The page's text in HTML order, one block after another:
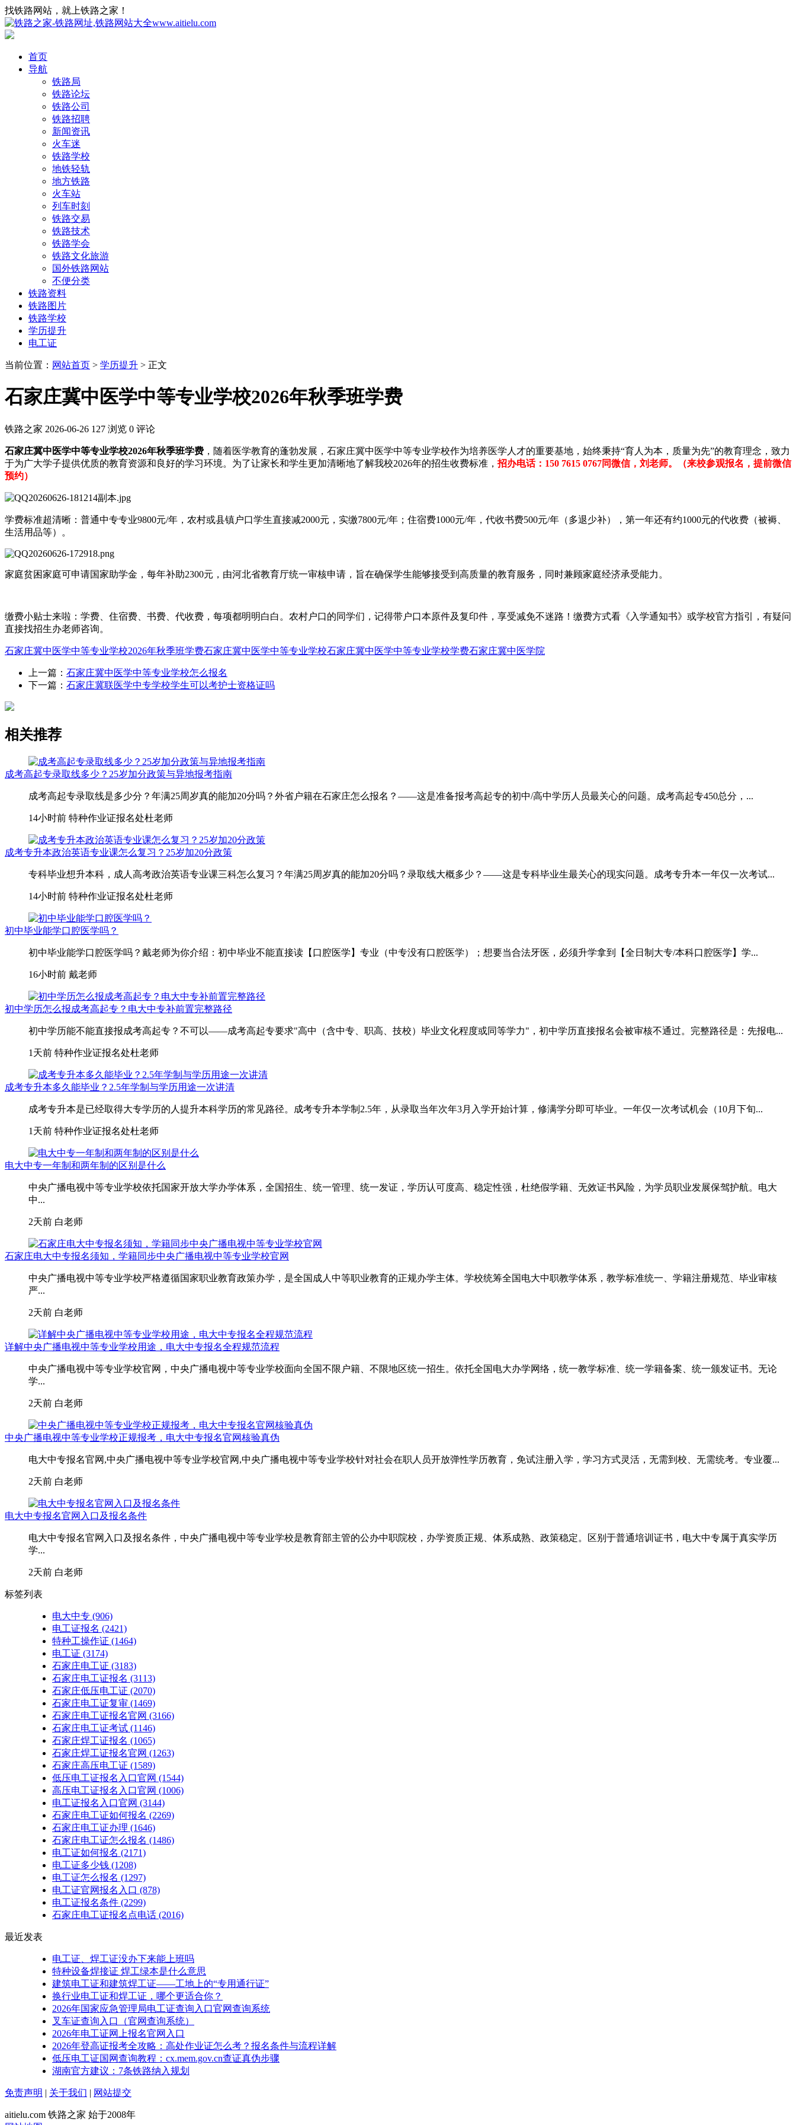
找铁路网站，就上铁路之家！
首页
导航
铁路局
铁路论坛
铁路公司
铁路招聘
新闻资讯
火车迷
铁路学校
地铁轻轨
地方铁路
火车站
列车时刻
铁路交易
铁路技术
铁路学会
铁路文化旅游
国外铁路网站
不便分类
铁路资料
铁路图片
铁路学校
学历提升
电工证
当前位置： 网站首页 > 学历提升 > 正文
石家庄冀中医学中等专业学校2026年秋季班学费
铁路之家 2026-06-26 127 浏览 0 评论
石家庄冀中医学中等专业学校2026年秋季班学费 ，随着医学教育的蓬勃发展，石家庄冀中医学中等专业学校作为培养医学人才的重要基地，始终秉持“育人为本，质量为先”的教育理念，致力
于为广大学子提供优质的教育资源和良好的学习环境。为了让家长和学生更加清晰地了解我校2026年的招生收费标准， 招办电话：150 7615 0767同微信，刘老师。（来校参观报名，提前微信
预约）
学费标准超清晰：普通中专专业9800元/年，农村或县镇户口学生直接减2000元，实缴7800元/年；住宿费1000元/年，代收书费500元/年（多退少补），第一年还有约1000元的代收费（被褥、
生活用品等）。
家庭贫困家庭可申请国家助学金，每年补助2300元，由河北省教育厅统一审核申请，旨在确保学生能够接受到高质量的教育服务，同时兼顾家庭经济承受能力。
缴费小贴士来啦：学费、住宿费、书费、代收费，每项都明明白白。农村户口的同学们，记得带户口本原件及复印件，享受减免不迷路！缴费方式看《入学通知书》或学校官方指引，有疑问
直接找招生办老师咨询。
石家庄冀中医学中等专业学校2026年秋季班学费石家庄冀中医学中等专业学校石家庄冀中医学中等专业学校学费石家庄冀中医学院
上一篇： 石家庄冀中医学中等专业学校怎么报名
下一篇： 石家庄冀联医学中专学校学生可以考护士资格证吗
相关推荐
成考高起专录取线多少？25岁加分政策与异地报考指南
成考高起专录取线是多少分？年满25周岁真的能加20分吗？外省户籍在石家庄怎么报名？——这是准备报考高起专的初中/高中学历人员最关心的问题。成考高起专450总分，...
14小时前 特种作业证报名处杜老师
成考专升本政治英语专业课怎么复习？25岁加20分政策
专科毕业想升本科，成人高考政治英语专业课三科怎么复习？年满25周岁真的能加20分吗？录取线大概多少？——这是专科毕业生最关心的现实问题。成考专升本一年仅一次考试...
14小时前 特种作业证报名处杜老师
初中毕业能学口腔医学吗？
初中毕业能学口腔医学吗？戴老师为你介绍：初中毕业不能直接读【口腔医学】专业（中专没有口腔医学）；想要当合法牙医，必须升学拿到【全日制大专/本科口腔医学】学...
16小时前 戴老师
初中学历怎么报成考高起专？电大中专补前置完整路径
初中学历能不能直接报成考高起专？不可以——成考高起专要求"高中（含中专、职高、技校）毕业文化程度或同等学力"，初中学历直接报名会被审核不通过。完整路径是：先报电...
1天前 特种作业证报名处杜老师
成考专升本多久能毕业？2.5年学制与学历用途一次讲清
成考专升本是已经取得大专学历的人提升本科学历的常见路径。成考专升本学制2.5年，从录取当年次年3月入学开始计算，修满学分即可毕业。一年仅一次考试机会（10月下旬...
1天前 特种作业证报名处杜老师
电大中专一年制和两年制的区别是什么
中央广播电视中等专业学校依托国家开放大学办学体系，全国招生、统一管理、统一发证，学历认可度高、稳定性强，杜绝假学籍、无效证书风险，为学员职业发展保驾护航。电大
中...
2天前 白老师
石家庄电大中专报名须知，学籍同步中央广播电视中等专业学校官网
中央广播电视中等专业学校严格遵循国家职业教育政策办学，是全国成人中等职业教育的正规办学主体。学校统筹全国电大中职教学体系，教学标准统一、学籍注册规范、毕业审核
严...
2天前 白老师
详解中央广播电视中等专业学校用途，电大中专报名全程规范流程
中央广播电视中等专业学校官网，中央广播电视中等专业学校面向全国不限户籍、不限地区统一招生。依托全国电大办学网络，统一教学标准、统一学籍备案、统一颁发证书。无论
学...
2天前 白老师
中央广播电视中等专业学校正规报考，电大中专报名官网核验真伪
电大中专报名官网,中央广播电视中等专业学校官网,中央广播电视中等专业学校针对社会在职人员开放弹性学历教育，免试注册入学，学习方式灵活，无需到校、无需统考。专业覆...
2天前 白老师
电大中专报名官网入口及报名条件
电大中专报名官网入口及报名条件，中央广播电视中等专业学校是教育部主管的公办中职院校，办学资质正规、体系成熟、政策稳定。区别于普通培训证书，电大中专属于真实学历
学...
2天前 白老师
标签列表
电大中专 (906)
电工证报名 (2421)
特种工操作证 (1464)
电工证 (3174)
石家庄电工证 (3183)
石家庄电工证报名 (3113)
石家庄低压电工证 (2070)
石家庄电工证复审 (1469)
石家庄电工证报名官网 (3166)
石家庄电工证考试 (1146)
石家庄焊工证报名 (1065)
石家庄焊工证报名官网 (1263)
石家庄高压电工证 (1589)
低压电工证报名入口官网 (1544)
高压电工证报名入口官网 (1006)
电工证报名入口官网 (3144)
石家庄电工证如何报名 (2269)
石家庄电工证办理 (1646)
石家庄电工证怎么报名 (1486)
电工证如何报名 (2171)
电工证多少钱 (1208)
电工证怎么报名 (1297)
电工证官网报名入口 (878)
电工证报名条件 (2299)
石家庄电工证报名点电话 (2016)
最近发表
电工证、焊工证没办下来能上班吗
特种设备焊接证 焊工绿本是什么意思
建筑电工证和建筑焊工证——工地上的“专用通行证”
换行业电工证和焊工证，哪个更适合你？
2026年国家应急管理局电工证查询入口官网查询系统
叉车证查询入口（官网查询系统）
2026年电工证网上报名官网入口
2026年登高证报考全攻略：高处作业证怎么考？报名条件与流程详解
低压电工证国网查询教程：cx.mem.gov.cn查证真伪步骤
湖南官方建议：7条铁路纳入规划
免责声明 | 关于我们 | 网站提交
aitielu.com 铁路之家 始于2008年